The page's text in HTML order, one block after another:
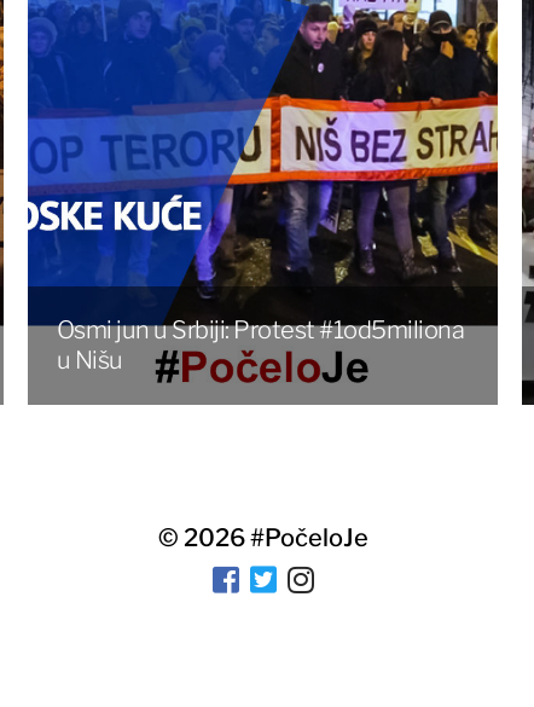
Osmi jun u Srbiji: Protest #1od5miliona
u Nišu
© 2026#PočeloJe